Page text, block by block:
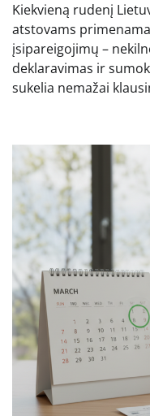
Kiekvieną rudenį
atstovams
įsipareigojimų –
deklaravimas ir
sukelia nemažai